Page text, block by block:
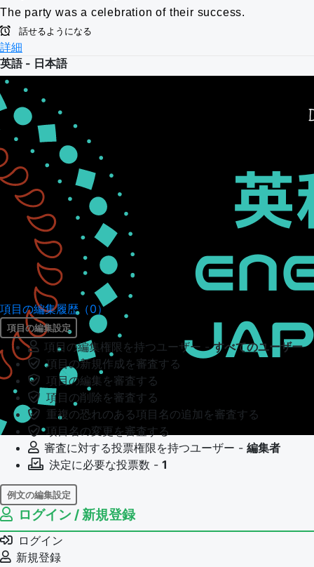
The party was a celebration of their success.
話せるようになる
詳細
英語 - 日本語
項目の編集履歴（0）
項目の編集設定
項目の編集権限を持つユーザー -すべてのユーザー
項目の新規作成を審査する
項目の編集を審査する
項目の削除を審査する
重複の恐れのある項目名の追加を審査する
項目名の変更を審査する
審査に対する投票権限を持つユーザー - 編集者
決定に必要な投票数 - 1
例文の編集設定
例文の編集権限を持つユーザー -
例文の編集を審査する
例文の削除を審査する
審査に対する投票権限を持つユーザー -
ログイン / 新規登録
ログイン
新規登録